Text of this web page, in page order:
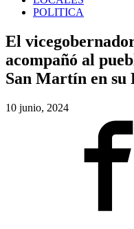
POLITICA
El
acompañó al
San Martín en su
10 junio, 2024